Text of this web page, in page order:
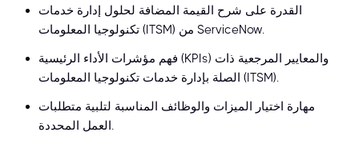
القدرة على شرح القيمة المضافة لحلول إدارة خدمات
تكنولوجيا المعلومات (ITSM) من ServiceNow.
فهم مؤشرات الأداء الرئيسية (KPIs) والمعايير المرجعية ذات
الصلة بإدارة خدمات تكنولوجيا المعلومات (ITSM).
مهارة اختيار الميزات والوظائف المناسبة لتلبية متطلبات
العمل المحددة.